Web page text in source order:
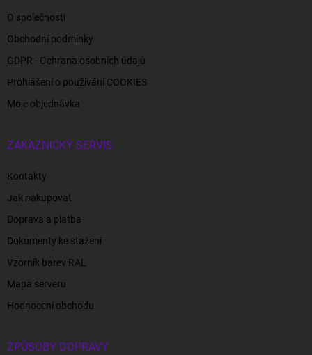
O společnosti
Obchodní podmínky
GDPR - Ochrana osobních údajů
Prohlášení o používání COOKIES
Moje objednávka
ZÁKAZNICKÝ SERVIS
Kontakty
Jak nakupovat
Doprava a platba
Dokumenty ke stažení
Vzorník barev RAL
Mapa serveru
Hodnocení obchodu
ZPŮSOBY DOPRAVY